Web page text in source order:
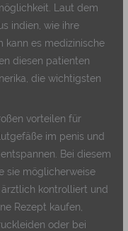
Laut dem
indien, wie ihre
kann es medizinische
diesen patienten
die wichtigsten
vorteilen für
im penis und
Bei diesem
sie möglicherweise
kontrolliert und
Rezept kaufen,
oder bei